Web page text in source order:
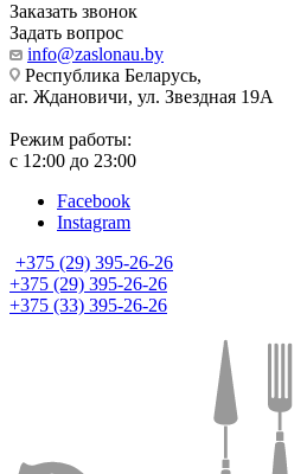
Заказать звонок
Задать вопрос
info@zaslonau.by
Республика Беларусь,
аг. Ждановичи, ул. Звездная 19А
Режим работы:
с 12:00 до 23:00
Facebook
Instagram
+375 (29) 395-26-26
+375 (29) 395-26-26
+375 (33) 395-26-26